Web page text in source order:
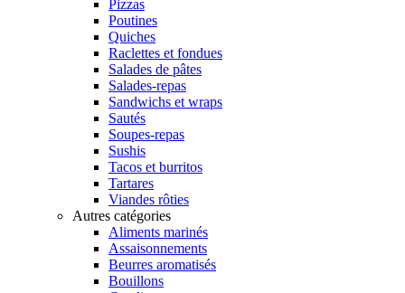
Pizzas
Poutines
Quiches
Raclettes et fondues
Salades de pâtes
Salades-repas
Sandwichs et wraps
Sautés
Soupes-repas
Sushis
Tacos et burritos
Tartares
Viandes rôties
Autres catégories
Aliments marinés
Assaisonnements
Beurres aromatisés
Bouillons